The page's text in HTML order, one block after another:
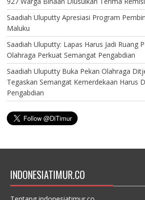
Saadiah Uluputty Apresiasi Program
Maluku
Saadiah Uluputty: Lapas Harus Jadi Ruang
Olahraga Perkuat Semangat Pengabdian
Saadiah Uluputty Buka Pekan Olahraga
Tegaskan Semangat Kemerdekaan Harus
Pengabdian
INDONESIATIMUR.CO